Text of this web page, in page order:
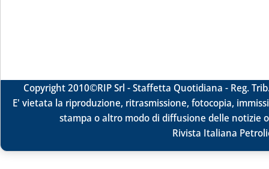
Copyright 2010©RIP Srl -Staffetta Quotidiana - Reg.
E' vietata la riproduzione, ritrasmissione, fotocopia,
stampa o altro modo di diffusione delle notizie
Rivista Italiana